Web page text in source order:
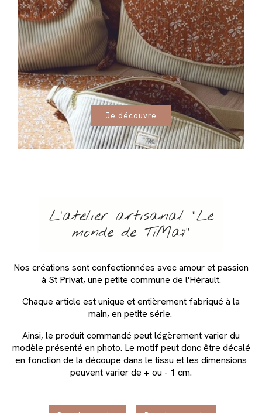
Je découvre
L'atelier artisanal "Le
monde de TiMaï"
Nos créations sont confectionnées avec amour et passion
à St Privat, une petite commune de l'Hérault.
Chaque article est unique et entièrement fabriqué à la
main, en petite série.
Ainsi, le produit commandé peut légèrement varier du
modèle présenté en photo. Le motif peut donc être décalé
en fonction de la découpe dans le tissu et les dimensions
peuvent varier de + ou - 1 cm.